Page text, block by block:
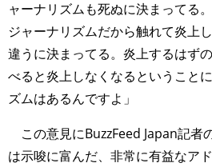
ャーナリズムも死ぬに決まってる
ジャーナリズムだから触れて炎上
違うに決まってる。炎上するはず
べると炎上しなくなるということ
ズムはあるんですよ」
この意見にBuzzFeed Japan記者
は示唆に富んだ、非常に有益なア